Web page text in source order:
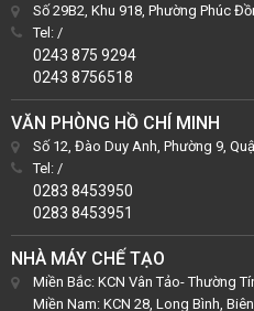
Số 29B2, Khu 918, Phường Phúc
Tel:
0243 875 9294
/
0243 8756518
VĂN PHÒNG HỒ CHÍ MINH
Số 12, Đào Duy Anh, Phường 9,
Tel:
0283 8453950
/
0283 8453951
NHÀ MÁY CHẾ TẠO
Miền Bắc: KCN Vân Tảo- Thường
Miền Nam: KCN 28, Long Bình,